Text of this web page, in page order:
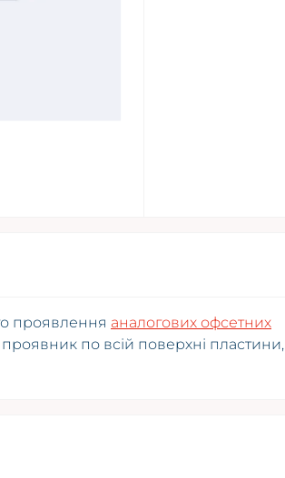
проявлення аналогових офсетних
по всій поверхні пластини,